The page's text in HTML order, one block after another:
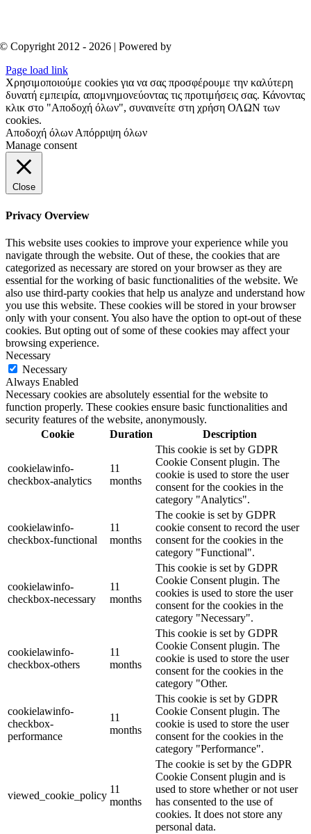
© Copyright 2012 - 2026 | Powered by
Page load link
Χρησιμοποιούμε cookies για να σας προσφέρουμε την καλύτερη
δυνατή εμπειρία, απομνημονεύοντας τις προτιμήσεις σας. Κάνοντας
κλικ στο "Αποδοχή όλων", συναινείτε στη χρήση ΟΛΩΝ των
cookies.
Αποδοχή όλων Απόρριψη όλων
Manage consent
Close
Privacy Overview
This website uses cookies to improve your experience while you
navigate through the website. Out of these, the cookies that are
categorized as necessary are stored on your browser as they are
essential for the working of basic functionalities of the website. We
also use third-party cookies that help us analyze and understand how
you use this website. These cookies will be stored in your browser
only with your consent. You also have the option to opt-out of these
cookies. But opting out of some of these cookies may affect your
browsing experience.
Necessary
Necessary
Always Enabled
Necessary cookies are absolutely essential for the website to
function properly. These cookies ensure basic functionalities and
security features of the website, anonymously.
Cookie
Duration Description
cookielawinfo-
checkbox-analytics
11
months
This cookie is set by GDPR
Cookie Consent plugin. The
cookie is used to store the user
consent for the cookies in the
category "Analytics".
cookielawinfo-
checkbox-functional
11
months
The cookie is set by GDPR
cookie consent to record the user
consent for the cookies in the
category "Functional".
cookielawinfo-
checkbox-necessary
11
months
This cookie is set by GDPR
Cookie Consent plugin. The
cookies is used to store the user
consent for the cookies in the
category "Necessary".
cookielawinfo-
checkbox-others
11
months
This cookie is set by GDPR
Cookie Consent plugin. The
cookie is used to store the user
consent for the cookies in the
category "Other.
cookielawinfo-
checkbox-
performance
11
months
This cookie is set by GDPR
Cookie Consent plugin. The
cookie is used to store the user
consent for the cookies in the
category "Performance".
viewed_cookie_policy
11
months
The cookie is set by the GDPR
Cookie Consent plugin and is
used to store whether or not user
has consented to the use of
cookies. It does not store any
personal data.